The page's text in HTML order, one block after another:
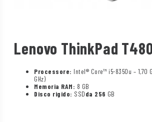
Lenovo ThinkPad
Processore: Intel® Core™ i5-8350u – 1,70
GHz)
Memoria RAM: 8 GB
Disco rigido: SSDda 256 GB